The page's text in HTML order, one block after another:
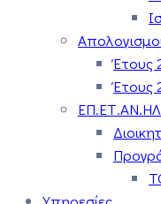
Έτους
Έτους